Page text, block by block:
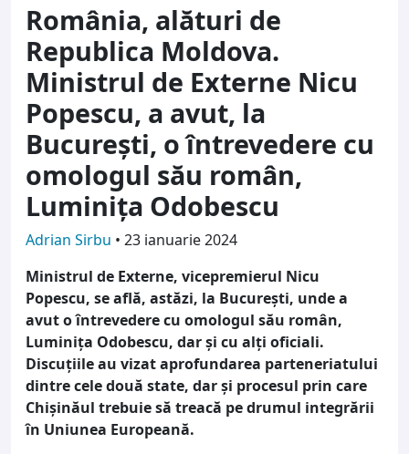
România, alături de
Republica Moldova.
Ministrul de Externe Nicu
Popescu, a avut, la
Bucureşti, o întrevedere cu
omologul său român,
Luminiţa Odobescu
Adrian Sirbu • 23 ianuarie 2024
Ministrul de Externe, vicepremierul Nicu
Popescu, se află, astăzi, la Bucureşti, unde a
avut o întrevedere cu omologul său român,
Luminiţa Odobescu, dar şi cu alţi oficiali.
Discuțiile au vizat aprofundarea parteneriatului
dintre cele două state, dar şi procesul prin care
Chişinăul trebuie să treacă pe drumul integrării
în Uniunea Europeană.